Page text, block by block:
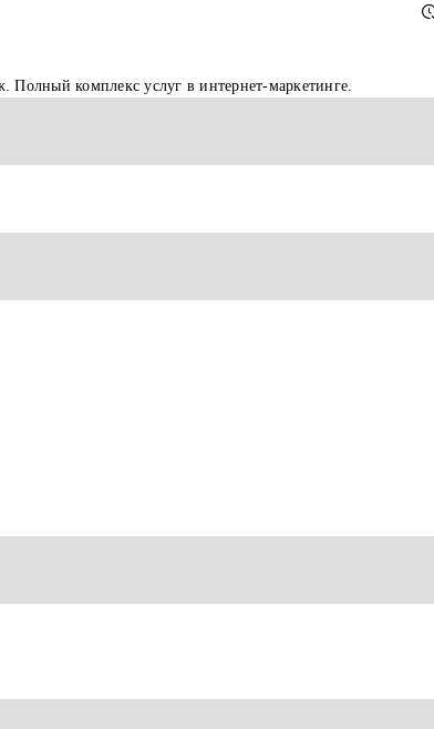
комплекс услуг в интернет-маркетинге.